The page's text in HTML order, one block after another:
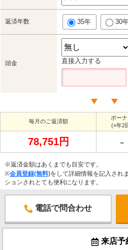
返済年数 35年 30
頭金 直接入力する
毎月のご返済額
ボーナ
(×年2
78,751円 －
※返済金額はあくまでも目安です。
※会員登録(無料)をして詳細情報を記入され
ションされとても便利になります。
電話で問合わせ
来店予